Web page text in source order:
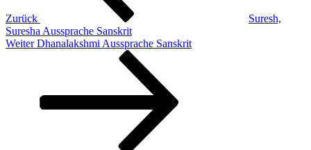
Zurück
Suresh,
Suresha Aussprache Sanskrit
Nächster
Weiter Dhanalakshmi Aussprache Sanskrit